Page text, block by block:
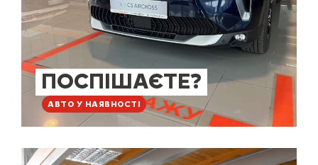
ПОСПІШАЄТЕ?
АВТО У НАЯВНОСТІ